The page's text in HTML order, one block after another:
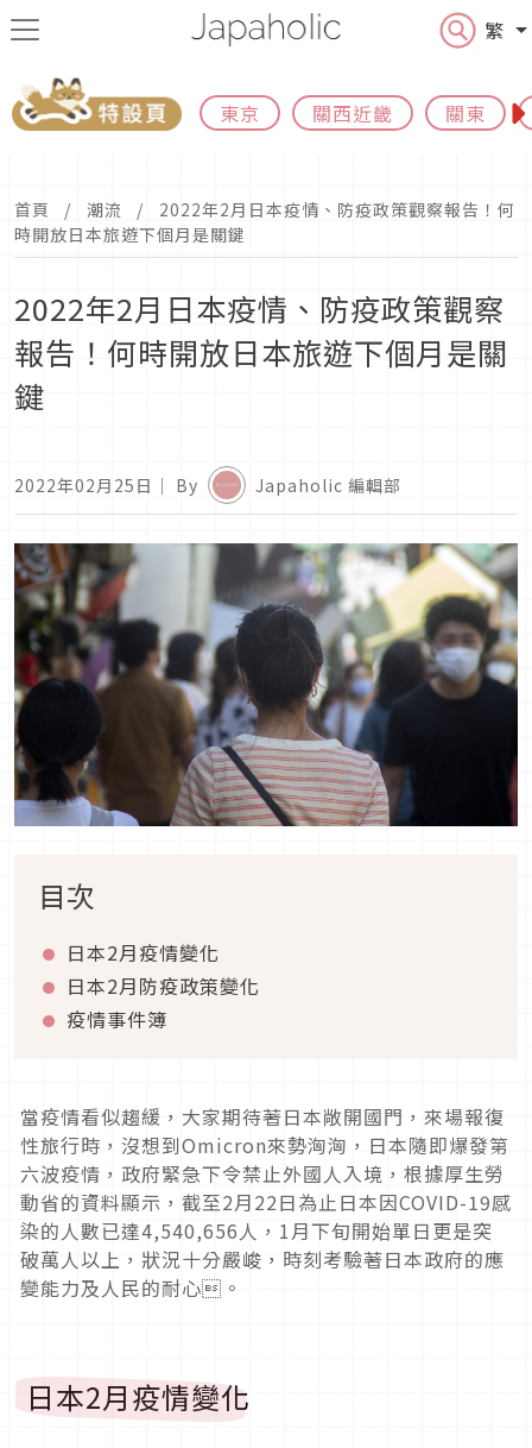
繁
東京 關西近畿 關東
首頁 潮流
2022年2月日本疫情、防疫政策觀察報告！何
時開放日本旅遊下個月是關鍵
2022年2月日本疫情、防疫政策觀察
報告！何時開放日本旅遊下個月是關
鍵
2022年02月25日 ｜ By Japaholic 編輯部
目次
日本2月疫情變化
日本2月防疫政策變化
疫情事件簿
當疫情看似趨緩，大家期待著日本敞開國門，來場報復
性旅行時，沒想到Omicron來勢洶洶，日本隨即爆發第
六波疫情，政府緊急下令禁止外國人入境，根據厚生勞
動省的資料顯示，截至2月22日為止日本因COVID-19感
染的人數已達4,540,656人，1月下旬開始單日更是突
破萬人以上，狀況十分嚴峻，時刻考驗著日本政府的應
變能力及人民的耐心。
日本2月疫情變化